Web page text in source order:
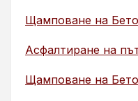
Щамповане на
Асфалтиране на
Щамповане на